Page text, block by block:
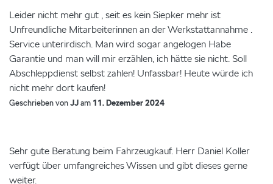
Leider nicht mehr gut , seit es kein Siepker mehr ist
Unfreundliche Mitarbeiterinnen an der Werkstattannahme .
Service unterirdisch. Man wird sogar angelogen Habe
Garantie und man will mir erzählen, ich hätte sie nicht. Soll
Abschleppdienst selbst zahlen! Unfassbar! Heute würde ich
nicht mehr dort kaufen!
Geschrieben vonJJam 11. Dezember 2024
Sehr gute Beratung beim Fahrzeugkauf. Herr Daniel Koller
verfügt über umfangreiches Wissen und gibt dieses gerne
weiter.